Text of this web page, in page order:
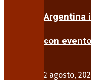
Argentina
con
2 agosto,